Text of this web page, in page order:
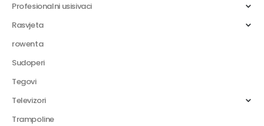
Profesionalni usisivaci
Rasvjeta
rowenta
Sudoperi
Tegovi
Televizori
Trampoline